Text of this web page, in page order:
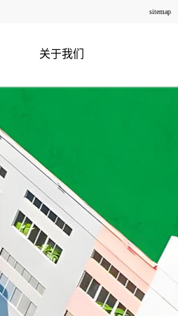
sitemap
关于我们